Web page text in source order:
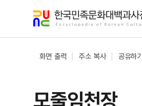
화면 출력 주소 복사 공유하기
모줄임천장